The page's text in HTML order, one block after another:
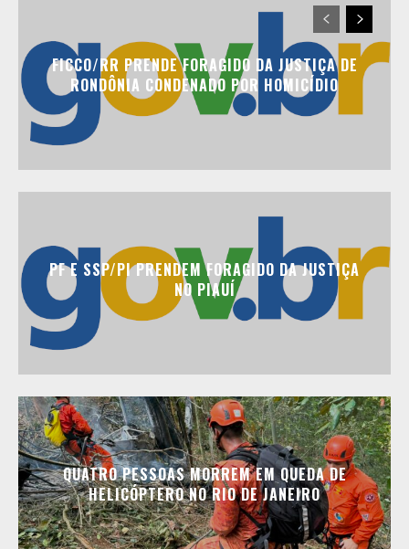
FICCO/RR PRENDE FORAGIDO DA JUSTIÇA DE
RONDÔNIA CONDENADO POR HOMICÍDIO
PF E SSP/PI PRENDEM FORAGIDO DA JUSTIÇA
NO PIAUÍ
QUATRO PESSOAS MORREM EM QUEDA DE
HELICÓPTERO NO RIO DE JANEIRO